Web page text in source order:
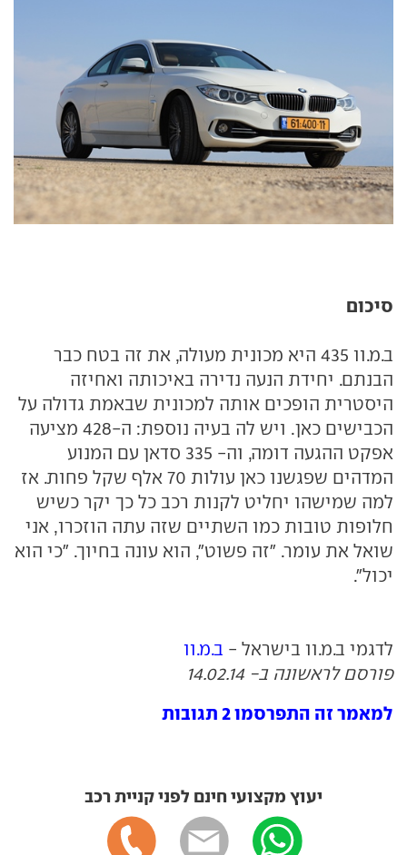
סיכום
ב.מ.וו 435 היא מכונית מעולה, את זה בטח כבר
הבנתם. יחידת הנעה נדירה באיכותה ואחיזה
היסטרית הופכים אותה למכונית שבאמת גדולה על
הכבישים כאן. ויש לה בעיה נוספת: ה-428 מציעה
אפקט ההגעה דומה, וה- 335 סדאן עם המנוע
המדהים שפגשנו כאן עולות 70 אלף שקל פחות. אז
למה שמישהו יחליט לקנות רכב כל כך יקר כשיש
חלופות טובות כמו השתיים שזה עתה הוזכרו, אני
שואל את עומר. "זה פשוט", הוא עונה בחיוך. "כי הוא
יכול".
לדגמי ב.מ.וו בישראל - ב.מ.וו
פורסם לראשונה ב- 14.02.14
למאמר זה התפרסמו 2 תגובות
יעוץ מקצועי חינם לפני קניית רכב